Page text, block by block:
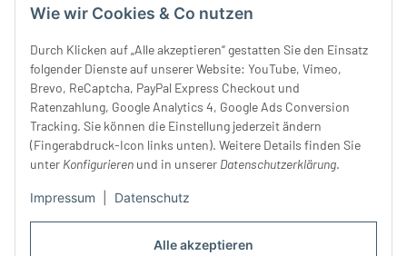
Alle akzeptieren
Wie wir Cookies & Co nutzen
Durch Klicken auf „Alle akzeptieren“ gestatten Sie den Einsatz
folgender Dienste auf unserer Website: YouTube, Vimeo,
Brevo, ReCaptcha, PayPal Express Checkout und
Ratenzahlung, Google Analytics 4, Google Ads Conversion
Tracking. Sie können die Einstellung jederzeit ändern
(Fingerabdruck-Icon links unten). Weitere Details finden Sie
unter Konfigurieren und in unserer Datenschutzerklärung.
Impressum Datenschutz
Donnerstag:
10 - 18 Uhr
Samstag:
10 - 14 Uhr
Unser Service
Rechtliches